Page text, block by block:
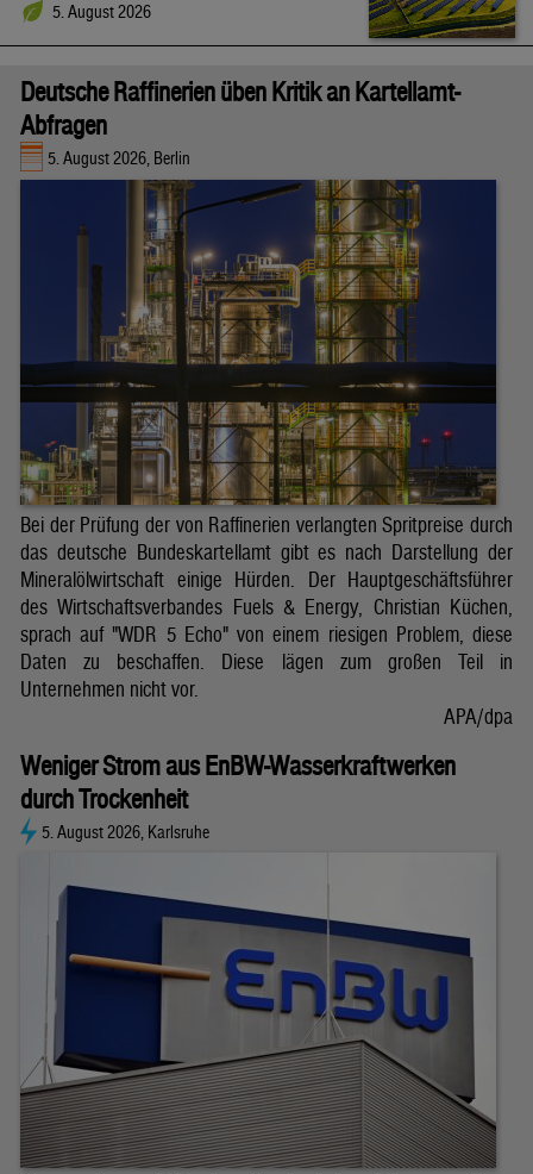
5. August 2026
Deutsche Raffinerien üben Kritik an Kartellamt-
Abfragen
5. August 2026, Berlin
Bei der Prüfung der von Raffinerien verlangten Spritpreise durch
das deutsche Bundeskartellamt gibt es nach Darstellung der
Mineralölwirtschaft einige Hürden. Der Hauptgeschäftsführer
des Wirtschaftsverbandes Fuels & Energy, Christian Küchen,
sprach auf "WDR 5 Echo" von einem riesigen Problem, diese
Daten zu beschaffen. Diese lägen zum großen Teil in
Unternehmen nicht vor.
APA/dpa
Weniger Strom aus EnBW-Wasserkraftwerken
durch Trockenheit
5. August 2026, Karlsruhe